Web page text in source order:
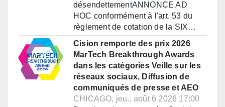
désendettementANNONCE AD
HOC conformément à l'art. 53 du
règlement de cotation de la SIX…
Cision remporte des prix 2026
MarTech Breakthrough Awards
dans les catégories Veille sur les
réseaux sociaux, Diffusion de
communiqués de presse et AEO
CHICAGO, jeu., août 6 2026 17:00